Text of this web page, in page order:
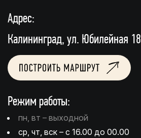
Адрес:
Калининград, ул. Юбилейная 18
Режим работы:
пн, вт – выходной
ср, чт, вск – с 16.00 до 00.00